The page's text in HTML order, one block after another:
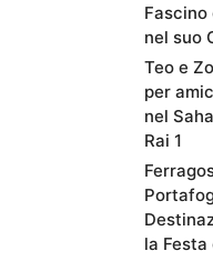
nel suo
Teo e
per
nel
Rai 1
la Festa